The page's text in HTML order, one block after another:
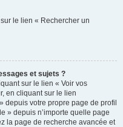
le lien « Rechercher un
et sujets ?
sur le lien « Voir vos
en cliquant sur le lien
depuis votre propre page de profil
» depuis n’importe quelle page
la page de recherche avancée et